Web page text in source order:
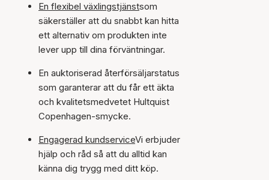
En flexibel växlingstjänstsom
säkerställer att du snabbt kan hitta
ett alternativ om produkten inte
lever upp till dina förväntningar.
En auktoriserad återförsäljarstatus
som garanterar att du får ett äkta
och kvalitetsmedvetet Hultquist
Copenhagen-smycke.
Engagerad kundserviceVi erbjuder
hjälp och råd så att du alltid kan
känna dig trygg med ditt köp.